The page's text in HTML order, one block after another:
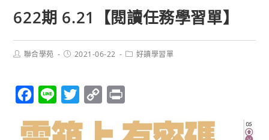
622期 6.21【閱讀任務學習單】
聯合學苑 2021-06-22 好讀學習單
c
n
i
p
i